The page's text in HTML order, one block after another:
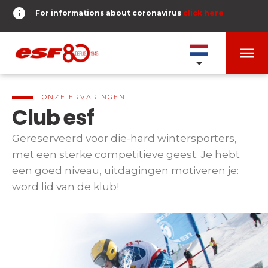
info For informations about coronavirus click here
menu
ONZE SCHOLEN
search
MEZELF GEOLOCALISEREN
TESTS ET ÉTOILES expand_more
Tests alpine skiën
Vanaf Piou-Piou tot Gouden Ster
Tieners en volwassenen
RESERVER expand_more
DERNIER-PLANTER-DE-BATON expand_more
RESULTATEN
ONZE ERVARINGEN
Club esf
Gereserveerd voor die-hard wintersporters,
met een sterke competitieve geest. Je hebt
een goed niveau, uitdagingen motiveren je:
word lid van de klub!